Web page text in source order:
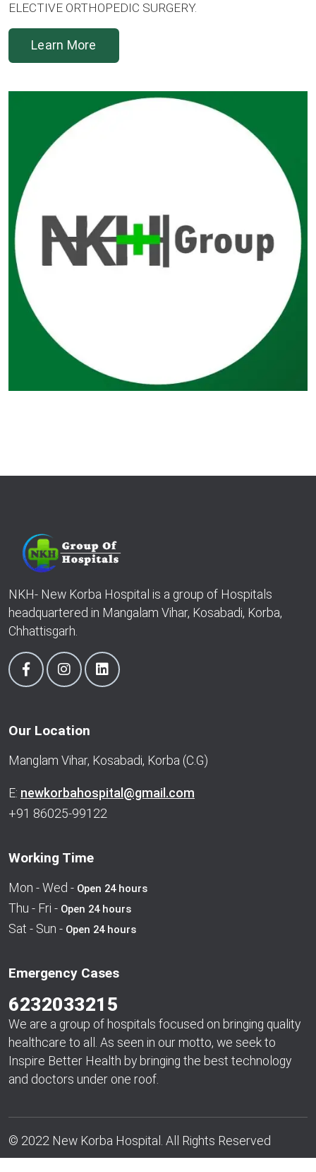
ELECTIVE ORTHOPEDIC SURGERY.
Learn More
NKH- New Korba Hospital is a group of Hospitals
headquartered in Mangalam Vihar, Kosabadi, Korba,
Chhattisgarh.
Our Location
Manglam Vihar, Kosabadi, Korba (C.G)
E: newkorbahospital@gmail.com
+91 86025-99122
Working Time
Mon - Wed - Open 24 hours
Thu - Fri - Open 24 hours
Sat - Sun - Open 24 hours
Emergency Cases
6232033215
We are a group of hospitals focused on bringing quality
healthcare to all. As seen in our motto, we seek to
Inspire Better Health by bringing the best technology
and doctors under one roof.
© 2022 New Korba Hospital. All Rights Reserved